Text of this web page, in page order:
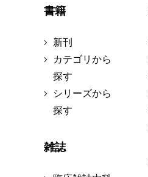
書籍
新刊
カテゴリから
探す
シリーズから
探す
雑誌